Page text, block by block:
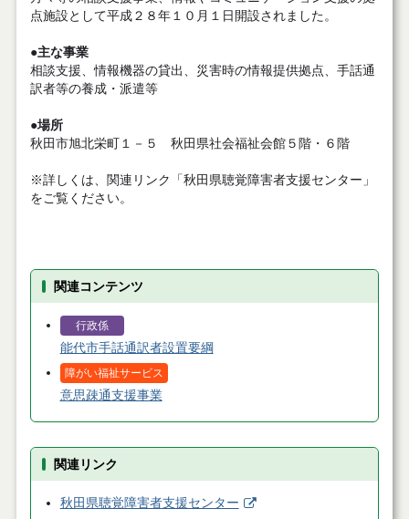
点施設として平成２８年１０月１日開設されました。
●主な事業
相談支援、情報機器の貸出、災害時の情報提供拠点、手話通
訳者等の養成・派遣等
●場所
秋田市旭北栄町１－５ 秋田県社会福祉会館５階・６階
※詳しくは、関連リンク「秋田県聴覚障害者支援センター」
をご覧ください。
関連コンテンツ
行政係
能代市手話通訳者設置要綱
障がい福祉サービス
意思疎通支援事業
関連リンク
秋田県聴覚障害者支援センター